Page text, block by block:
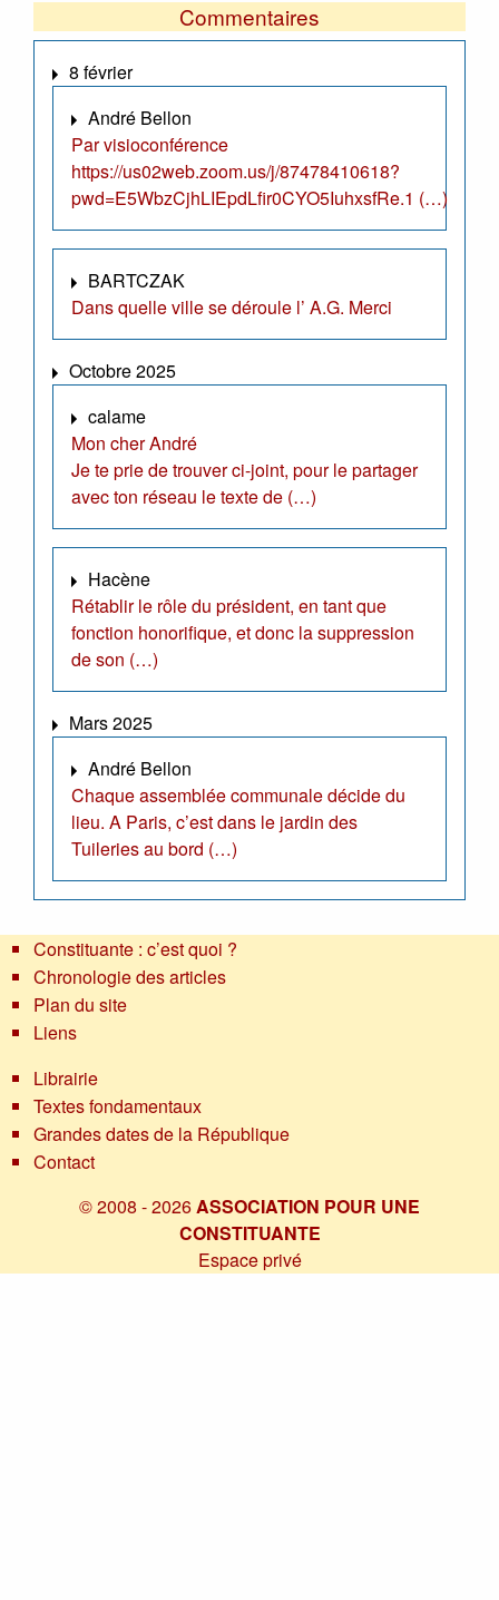
Commentaires
8 février
André Bellon
Par visioconférence
https://us02web.zoom.us/j/87478410618?
pwd=E5WbzCjhLIEpdLfir0CYO5IuhxsfRe.1 (…)
BARTCZAK
Dans quelle ville se déroule l’ A.G. Merci
Octobre 2025
calame
Mon cher André
Je te prie de trouver ci-joint, pour le partager
avec ton réseau le texte de (…)
Hacène
Rétablir le rôle du président, en tant que
fonction honorifique, et donc la suppression
de son (…)
Mars 2025
André Bellon
Chaque assemblée communale décide du
lieu. A Paris, c’est dans le jardin des
Tuileries au bord (…)
Constituante : c’est quoi ?
Chronologie des articles
Plan du site
Liens
Librairie
Textes fondamentaux
Grandes dates de la République
Contact
© 2008 - 2026ASSOCIATION POUR UNE
CONSTITUANTE
Espace privé